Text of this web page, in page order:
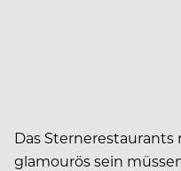
Das
glamourös sein